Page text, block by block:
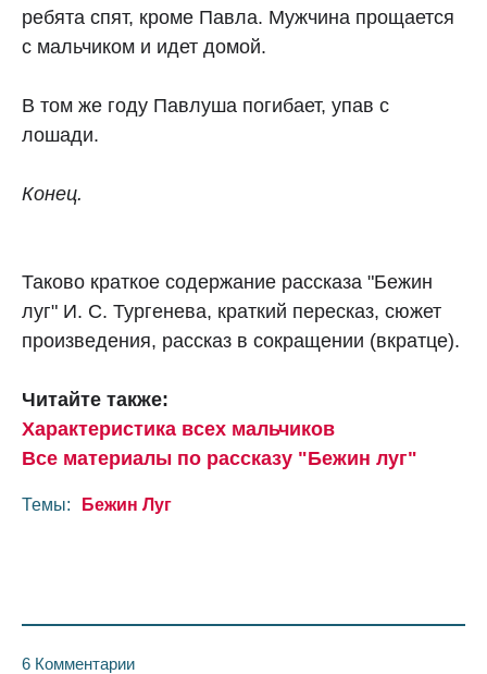
ребята спят, кроме Павла. Мужчина прощается
с мальчиком и идет домой.
В том же году Павлуша погибает, упав с
лошади.
Конец.
Таково краткое содержание рассказа "Бежин
луг" И. С. Тургенева, краткий пересказ, сюжет
произведения, рассказ в сокращении (вкратце).
Читайте также:
Характеристика всех мальчиков
Все материалы по рассказу "Бежин луг"
Темы: Бежин Луг
6 Комментарии